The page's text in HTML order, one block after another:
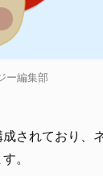
ー編集部
されており、
。